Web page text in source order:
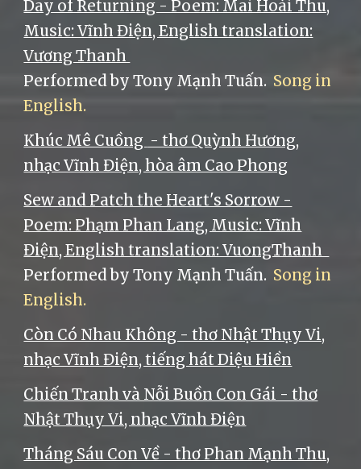
Day of Returning - Poem: Mai Hoài Thu,
Music: Vĩnh Điện, English translation:
Vương Thanh
Performed by Tony Mạnh Tuấn. Song in
English.
Khúc Mê Cuồng - thơ Quỳnh Hương,
nhạc Vĩnh Điện, hòa âm Cao Phong
Sew and Patch the Heart's Sorrow -
Poem: Phạm Phan Lang, Music: Vĩnh
Điện, English translation: VuongThanh
Performed by Tony Mạnh Tuấn. Song in
English.
Còn Có Nhau Không - thơ Nhật Thụy Vi,
nhạc Vĩnh Điện, tiếng hát Diệu Hiền
Chiến Tranh và Nỗi Buồn Con Gái - thơ
Nhật Thụy Vi, nhạc Vĩnh Điện
Tháng Sáu Con Về - thơ Phan Mạnh Thu,